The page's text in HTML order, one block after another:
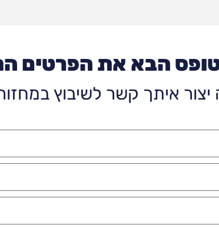
הבא את הפרטים
איתך קשר לשיבוץ